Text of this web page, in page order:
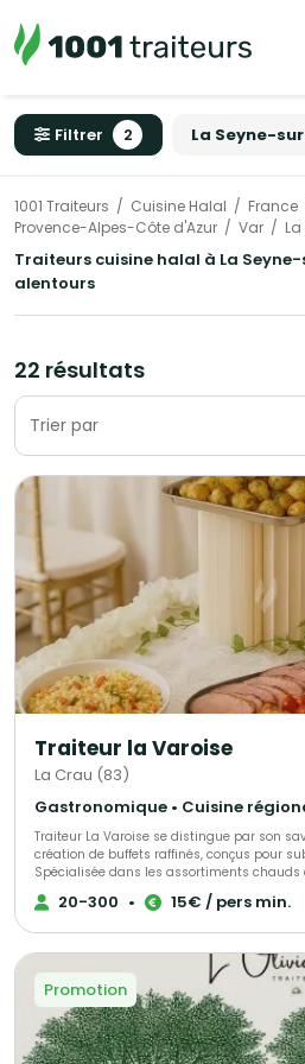
Filtrer 2 La Seyne-
1001 Traiteurs Cuisine Halal
France
Provence-Alpes-Côte d'Azur
Var
Traiteurs cuisine halal à La
alentours
22 résultats
Trier par
Traiteur la Varoise
La Crau (83)
Traiteur La Varoise se distingue par son
création de buffets raffinés, conçus pour
Spécialisée dans les assortiments chauds
des prestations élégantes et généreuses,
créativité et esthétique. Quels sont les services proposés ? Qu’il s’agisse
une expérience culinaire qui enchante les
20-300 • 15€ / pers min.
Promotion